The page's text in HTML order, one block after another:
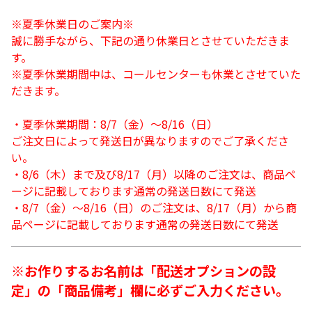
※夏季休業日のご案内※
誠に勝手ながら、下記の通り休業日とさせていただきま
す。
※夏季休業期間中は、コールセンターも休業とさせていた
だきます。
・夏季休業期間：8/7（金）～8/16（日）
ご注文日によって発送日が異なりますのでご了承くださ
い。
・8/6（木）まで及び8/17（月）以降のご注文は、商品ペ
ージに記載しております通常の発送日数にて発送
・8/7（金）～8/16（日）のご注文は、8/17（月）から商
品ページに記載しております通常の発送日数にて発送
※お作りするお名前は「配送オプションの設
定」の「商品備考」欄に必ずご入力ください。